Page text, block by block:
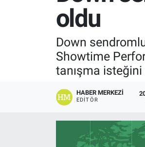
oldu
Down
Showtime
tanışma
HABER MERKEZI
EDITÖR
Magazin
Trafik Durumu
Süper Lig Puan Durumu ve
Tüm Manşetler
Son Dakika Haberleri